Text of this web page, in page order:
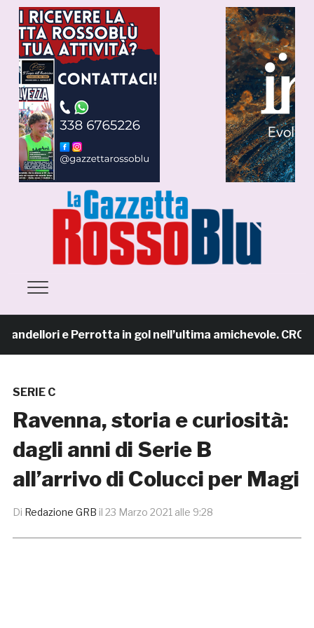
e Perrotta in gol nell’ultima amichevole. CRONACA
SERIE C
Ravenna, storia e curiosità:
dagli anni di Serie B
all’arrivo di Colucci per Magi
Di Redazione GRB il 23 Marzo 2021 alle 9:28